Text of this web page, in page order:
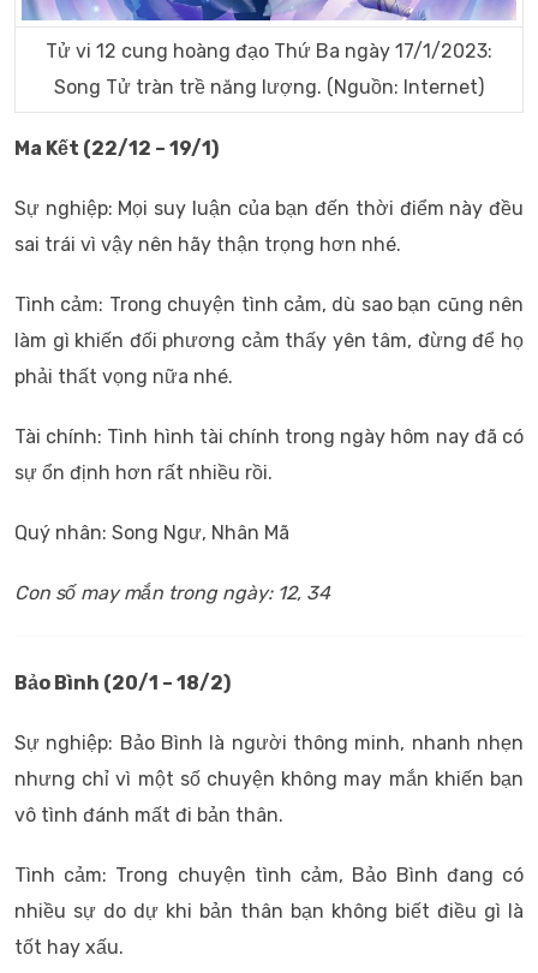
Tử vi 12 cung hoàng đạo Thứ Ba ngày 17/1/2023:
Song Tử tràn trề năng lượng. (Nguồn: Internet)
Ma Kết (22/12 – 19/1)
Sự nghiệp: Mọi suy luận của bạn đến thời điểm này đều
sai trái vì vậy nên hãy thận trọng hơn nhé.
Tình cảm: Trong chuyện tình cảm, dù sao bạn cũng nên
làm gì khiến đối phương cảm thấy yên tâm, đừng để họ
phải thất vọng nữa nhé.
Tài chính: Tình hình tài chính trong ngày hôm nay đã có
sự ổn định hơn rất nhiều rồi.
Quý nhân: Song Ngư, Nhân Mã
Con số may mắn trong ngày: 12, 34
Bảo Bình (20/1 – 18/2)
Sự nghiệp: Bảo Bình là người thông minh, nhanh nhẹn
nhưng chỉ vì một số chuyện không may mắn khiến bạn
vô tình đánh mất đi bản thân.
Tình cảm: Trong chuyện tình cảm, Bảo Bình đang có
nhiều sự do dự khi bản thân bạn không biết điều gì là
tốt hay xấu.